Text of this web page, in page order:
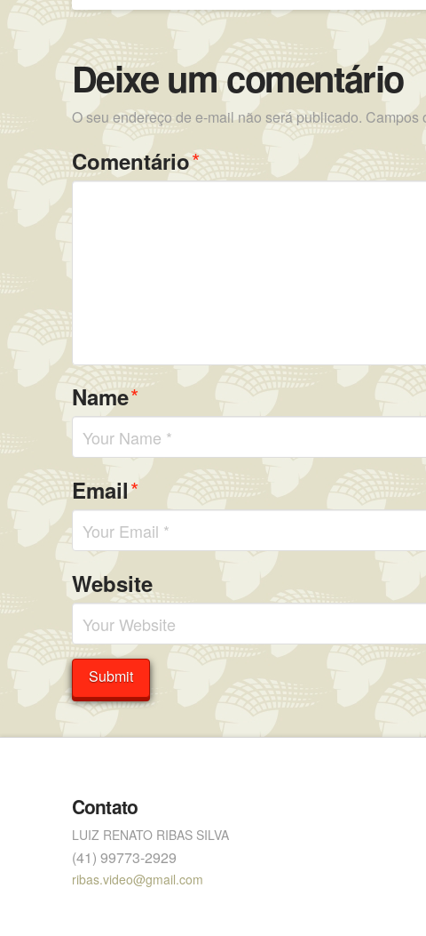
Deixe um comentário
O seu endereço de e-mail não será publicado. Campos
Comentário*
Name*
Email*
Website
Contato
LUIZ RENATO RIBAS SILVA
(41) 99773-2929
ribas.video@gmail.com